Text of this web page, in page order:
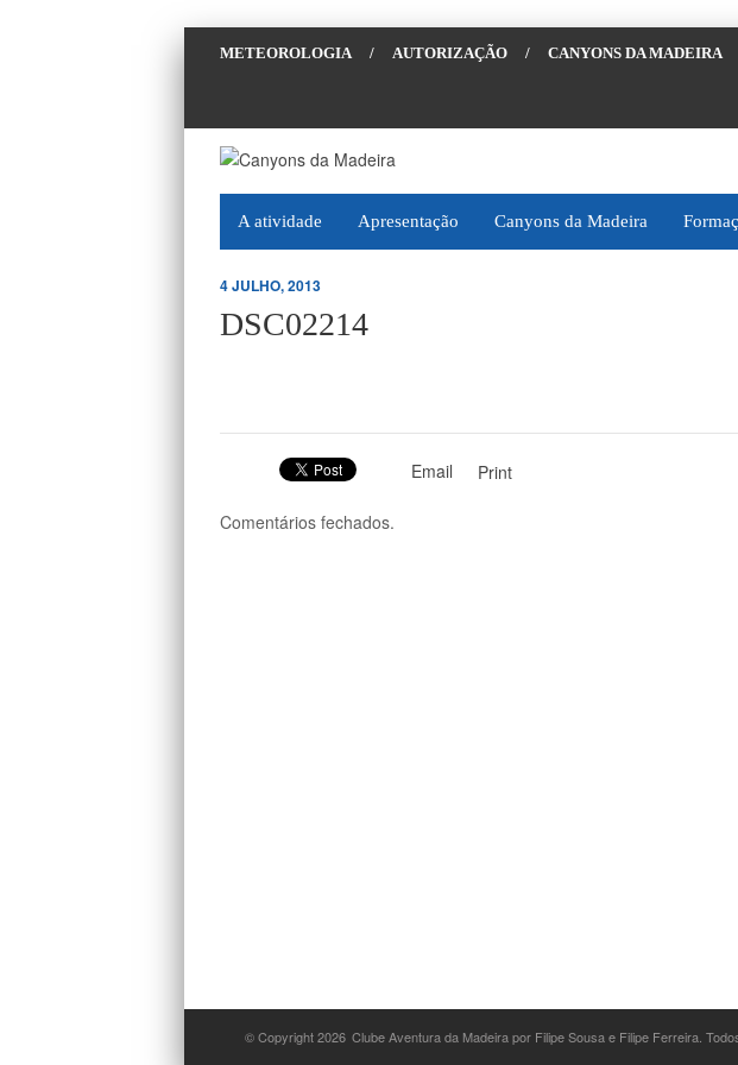
METEOROLOGIA / AUTORIZAÇÃO / CANYONS DA MADEIRA
A atividade Apresentação Canyons da Madeira
4 JULHO, 2013
DSC02214
Email Print
Comentários fechados.
© Copyright 2026 Clube Aventura da Madeira por Filipe Sousa e Filipe Ferreira.